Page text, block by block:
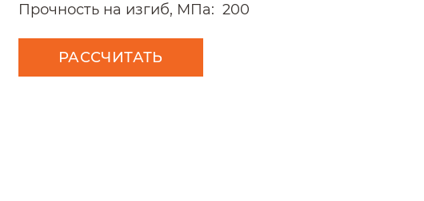
Прочность на изгиб, МПа: 200
РАССЧИТАТЬ